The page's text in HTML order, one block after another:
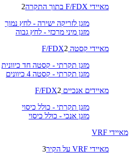
מאיידי F/FDX בתוך התקרה
2
מזגן לזריקה ישירה - לחץ נמוך
מזגן מיני מרכזי - לחץ גבוה
מאיידי קסטה F/FDX 2
מזגן תקרתי - קסטה חד כיוונית
מזגן תקרתי - קסטה 4 כיוונים
מאיידים אנכיים F/FDX 2
מזגן תקרתי - כולל כיסוי
מזגן אנכי - כולל כיסוי
מאיידי VRF
מאיידי VRF על הקיר
3